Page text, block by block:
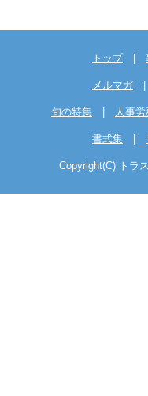
トップ|
メルマガ
旬の特集 人事
書式集
Copyright(C) トラ